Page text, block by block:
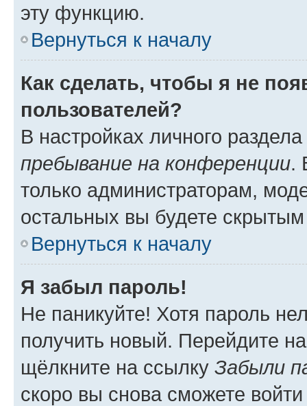
эту функцию.
Вернуться к началу
Как сделать, чтобы я не
пользователей?
В настройках личного
пребывание на конференции.
только администраторам,
остальных вы будете
Вернуться к началу
Я забыл пароль!
Не паникуйте! Хотя пароль
получить новый. Перейдите
щёлкните на ссылку Забыли
скоро вы снова сможете